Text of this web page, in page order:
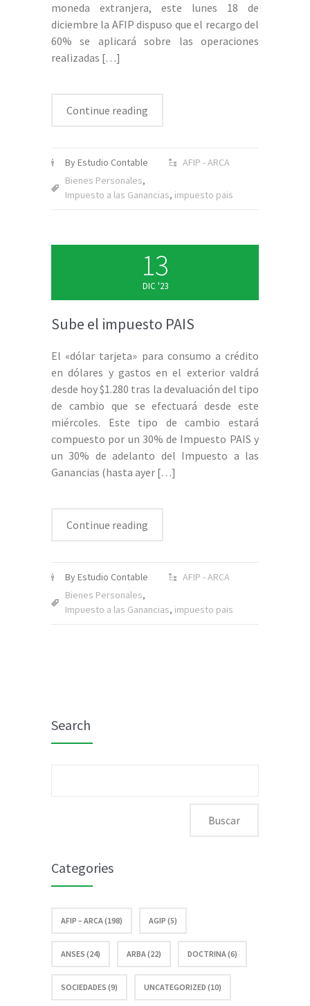
moneda extranjera, este lunes 18 de
diciembre la AFIP dispuso que el recargo del
60% se aplicará sobre las operaciones
realizadas […]
Continue reading
By Estudio Contable
AFIP - ARCA
Bienes Personales,
Impuesto a las Ganancias, impuesto pais
13
DIC '23
Sube el impuesto PAIS
El «dólar tarjeta» para consumo a crédito
en dólares y gastos en el exterior valdrá
desde hoy $1.280 tras la devaluación del tipo
de cambio que se efectuará desde este
miércoles. Este tipo de cambio estará
compuesto por un 30% de Impuesto PAIS y
un 30% de adelanto del Impuesto a las
Ganancias (hasta ayer […]
Continue reading
By Estudio Contable
AFIP - ARCA
Bienes Personales,
Impuesto a las Ganancias, impuesto pais
Search
Categories
AFIP – ARCA (198) AGIP (5)
ANSES (24) ARBA (22) DOCTRINA (6)
SOCIEDADES (9) UNCATEGORIZED (10)